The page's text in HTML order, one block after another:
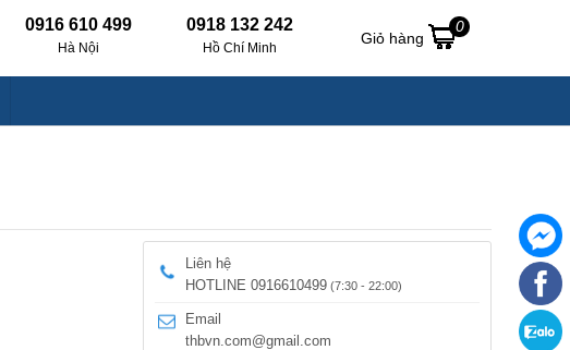
0916 610 499
Hà Nội
0918 132 242
Hồ Chí Minh
Giỏ hàng
0
Liên hệ
HOTLINE 0916610499 (7:30 - 22:00)
Email
thbvn.com@gmail.com